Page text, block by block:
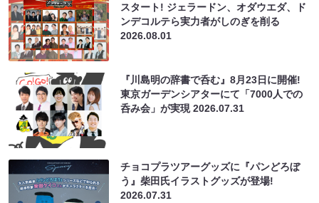
スタート! ジェラードン、オダウエダ、ド
ンデコルテら実力者がしのぎを削る
2026.08.01
『川島明の辞書で呑む』8月23日に開催!
東京ガーデンシアターにて「7000人での
呑み会」が実現2026.07.31
チョコプラツアーグッズに『パンどろぼ
う』柴田氏イラストグッズが登場!
2026.07.31